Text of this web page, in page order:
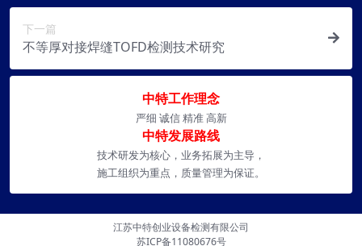
下一篇
不等厚对接焊缝TOFD检测技术研究
中特工作理念
严细 诚信 精准 高新
中特发展路线
技术研发为核心，业务拓展为主导，
施工组织为重点，质量管理为保证。
江苏中特创业设备检测有限公司
苏ICP备11080676号